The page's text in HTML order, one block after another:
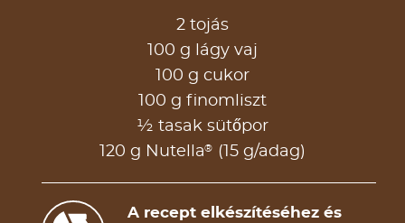
2 tojás
100 g lágy vaj
100 g cukor
100 g finomliszt
½ tasak sütőpor
120 g Nutella® (15 g/adag)
A recept elkészítéséhez és